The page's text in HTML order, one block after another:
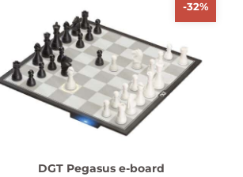
-32%
DGT Pegasus e-board